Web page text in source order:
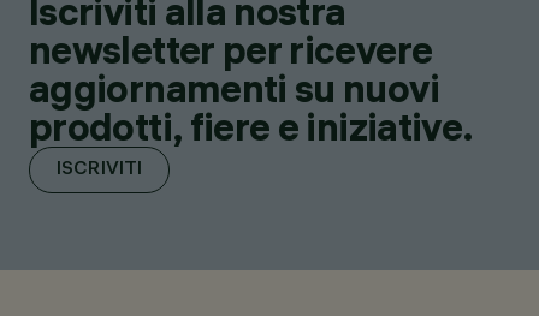
Iscriviti alla nostra
newsletter per ricevere
aggiornamenti su nuovi
prodotti, fiere e iniziative.
ISCRIVITI